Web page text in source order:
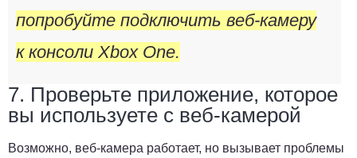
попробуйте подключить веб-камеру
к консоли Xbox One.
7. Проверьте приложение, которое
вы используете с веб-камерой
Возможно, веб-камера работает, но вызывает проблемы